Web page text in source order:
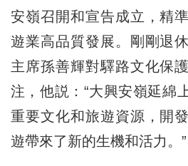
安嶺召開和宣告成立，精
遊業高品質發展。剛剛退
主席孫善輝對驛路文化保
注，他説：“大興安嶺延綿
重要文化和旅遊資源，開
遊帶來了新的生機和活力。”